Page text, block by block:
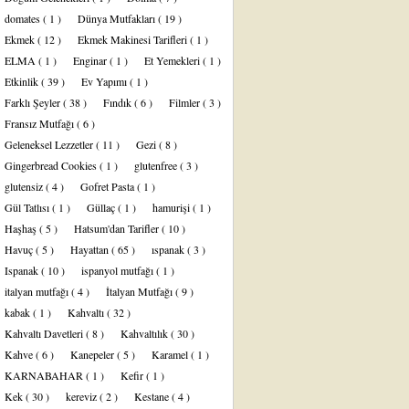
domates( 1 ) Dünya Mutfakları( 19 )
Ekmek( 12 ) Ekmek Makinesi Tarifleri( 1 )
ELMA ( 1 ) Enginar( 1 ) Et Yemekleri( 1 )
Etkinlik( 39 ) Ev Yapımı( 1 )
Farklı Şeyler( 38 ) Fındık( 6 ) Filmler( 3 )
Fransız Mutfağı( 6 )
Geleneksel Lezzetler( 11 ) Gezi( 8 )
Gingerbread Cookies( 1 ) glutenfree( 3 )
glutensiz( 4 ) Gofret Pasta( 1 )
Gül Tatlısı( 1 ) Güllaç( 1 ) hamurişi( 1 )
Haşhaş( 5 ) Hatsum'dan Tarifler( 10 )
Havuç( 5 ) Hayattan ( 65 ) ıspanak( 3 )
Ispanak( 10 ) ispanyol mutfağı( 1 )
italyan mutfağı( 4 ) İtalyan Mutfağı( 9 )
kabak( 1 ) Kahvaltı( 32 )
Kahvaltı Davetleri( 8 ) Kahvaltılık( 30 )
Kahve( 6 ) Kanepeler( 5 ) Karamel( 1 )
KARNABAHAR ( 1 ) Kefir( 1 )
Kek( 30 ) kereviz( 2 ) Kestane( 4 )